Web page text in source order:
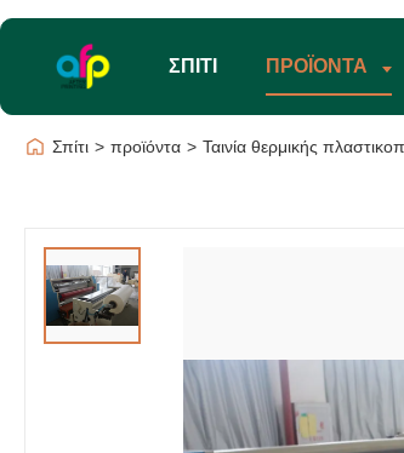
ΣΠΊΤΙ ΠΡΟΪΌΝΤΑ
Σπίτι > προϊόντα > Ταινία θερμικής